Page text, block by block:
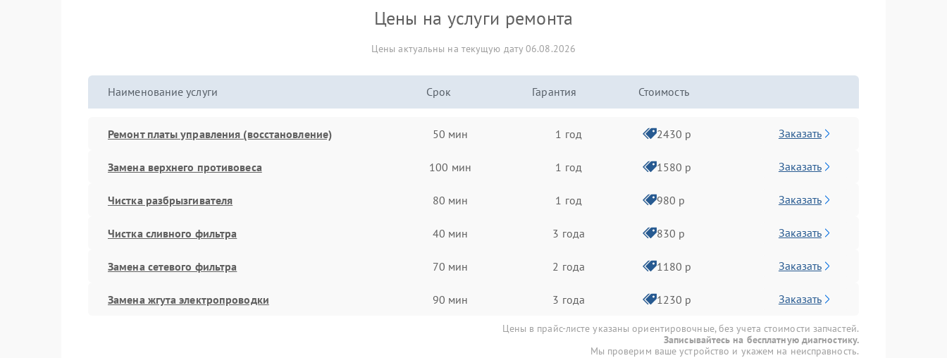
Цены на услуги ремонта
Цены актуальны на текущую дату 06.08.2026
Наименование услуги Срок Гарантия Стоимость
Ремонт платы управления (восстановление) 50 мин 1 год 2430 р Заказать
Замена верхнего противовеса 100 мин 1 год 1580 р Заказать
Чистка разбрызгивателя 80 мин 1 год 980 р Заказать
Чистка сливного фильтра 40 мин 3 года 830 р Заказать
Замена сетевого фильтра 70 мин 2 года 1180 р Заказать
Замена жгута электропроводки 90 мин 3 года 1230 р Заказать
Цены в прайс-листе указаны ориентировочные, без учета стоимости запчастей.
Записывайтесь на бесплатную диагностику.
Мы проверим ваше устройство и укажем на неисправность.